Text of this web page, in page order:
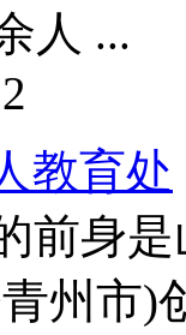
人 ...
教育处
前身
州市)